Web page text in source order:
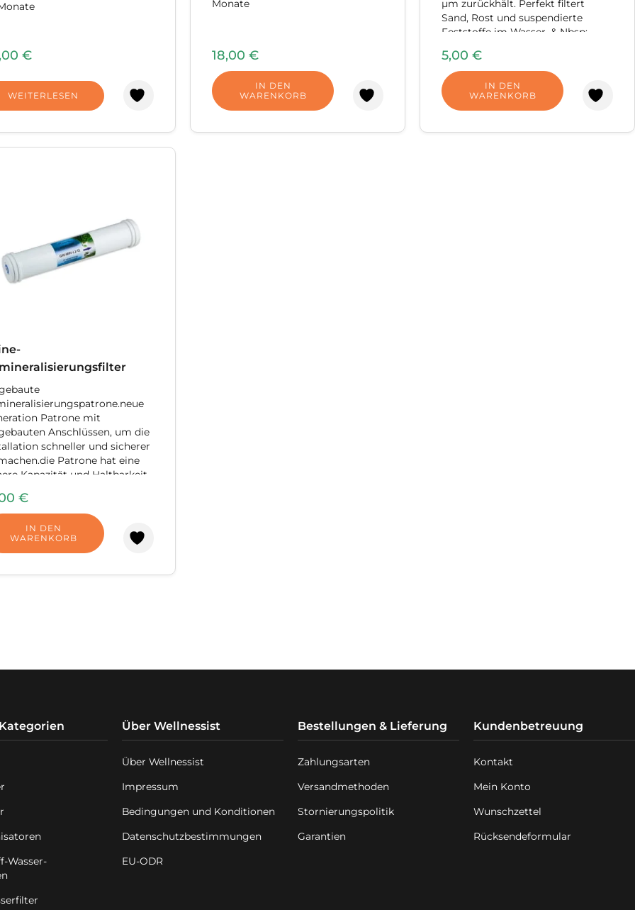
€
WEITERLESEN
Monate
18,00€
IN DEN
WARENKORB
µm zurückhält. Perfekt filtert
Sand, Rost und suspendierte
Feststoffe im Wasser. & Nbsp;
5,00€
IN DEN
WARENKORB
Patrone mit
Anschlüssen, um die
schneller und sicherer
Patrone hat eine
Kapazität und Haltbarkeit
häufig. Mineralisierung
werden nach der
Filtration
um Wasser auf
zu
€
IN DEN
WARENKORB
Wasser-
Über Wellnessist
Über Wellnessist
Impressum
Bedingungen und Konditionen
Datenschutzbestimmungen
EU-ODR
Bestellungen & Lieferung
Zahlungsarten
Versandmethoden
Stornierungspolitik
Garantien
Kundenbetreuung
Kontakt
Mein Konto
Wunschzettel
Rücksendeformular